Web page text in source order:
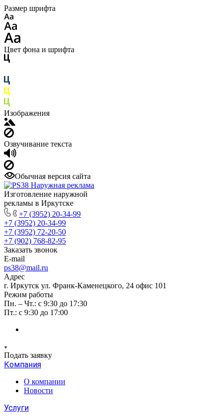
Размер шрифта
Цвет фона и шрифта
Изображения
Озвучивание текста
Обычная версия сайта
Изготовление наружной
рекламы в Иркутске
+7 (3952) 20-34-99
+7 (3952) 20-34-99
+7 (3952) 72-20-50
+7 (902) 768-82-95
Заказать звонок
E-mail
ps38@mail.ru
Адрес
г. Иркутск ул. Франк-Каменецкого, 24 офис 101
Режим работы
Пн. – Чт.: с 9:30 до 17:30
Пт.: с 9:30 до 17:00
Подать заявку
Компания
О компании
Новости
Услуги